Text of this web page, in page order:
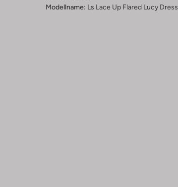
Modellname: Ls Lace Up Flared Lucy Dress